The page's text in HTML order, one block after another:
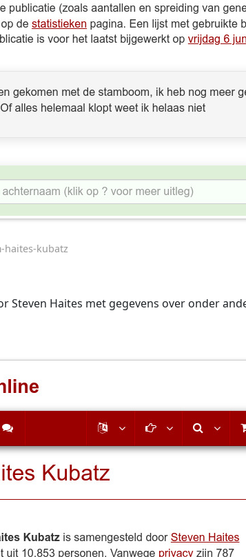
haites-kubatz
Haites met gegevens over onder